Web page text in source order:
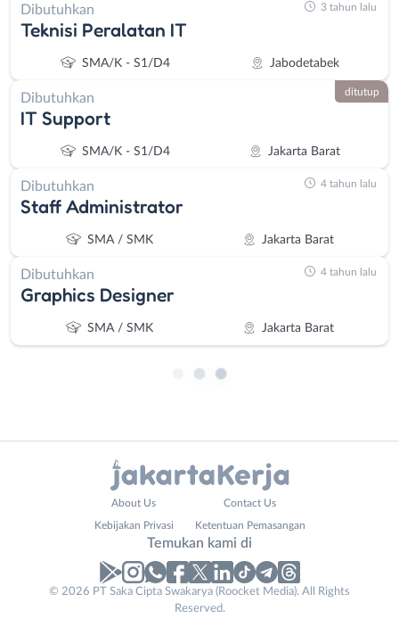
Dibutuhkan
Teknisi Peralatan IT
SMA/K - S1/D4 Jabodetabek
3 tahun lalu
Dibutuhkan
IT Support
SMA/K - S1/D4 Jakarta Barat
ditutup
Dibutuhkan
Staff Administrator
SMA / SMK Jakarta Barat
4 tahun lalu
Dibutuhkan
Graphics Designer
SMA / SMK Jakarta Barat
4 tahun lalu
About Us Contact Us
Kebijakan Privasi Ketentuan Pemasangan
Temukan kami di
© 2026 PT Saka Cipta Swakarya (Roocket Media). All Rights
Reserved.